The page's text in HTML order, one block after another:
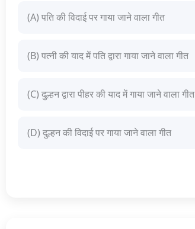
(A) पति की विदाई पर गाया जाने वाला गीत
(B) पत्नी की याद में पति द्वारा गाया जाने वाला गीत
(C) दुल्हन द्वारा पीहर की याद में गाया जाने वाला गीत
(D) दुल्हन की विदाई पर गाया जाने वाला गीत